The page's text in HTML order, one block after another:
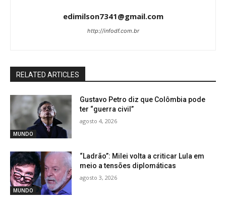
edimilson7341@gmail.com
http://infodf.com.br
RELATED ARTICLES
MUNDO
Gustavo Petro diz que Colômbia pode
ter “guerra civil”
agosto 4, 2026
MUNDO
“Ladrão”: Milei volta a criticar Lula em
meio a tensões diplomáticas
agosto 3, 2026